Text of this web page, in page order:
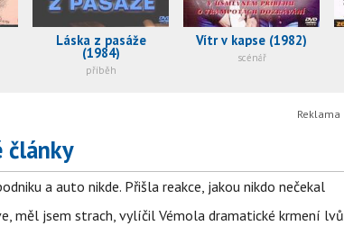
Láska z pasáže
(1984)
příběh
Vítr v kapse (1982)
scénář
články
a auto nikde. Přišla reakce, jakou nikdo nečekal
měl jsem strach, vylíčil Vémola dramatické krmení lvů